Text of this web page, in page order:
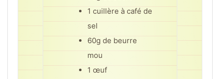
1 cuillère à café de
sel
60g de beurre
mou
1 œuf